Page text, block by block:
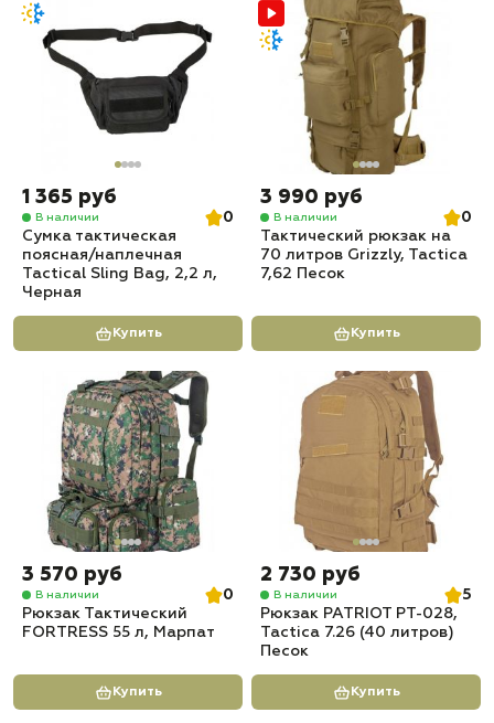
1 365 руб
В наличии
0
Сумка тактическая
поясная/наплечная
Tactical Sling Bag, 2,2 л,
Черная
Купить
3 990 руб
В наличии
0
Тактический рюкзак на
70 литров Grizzly, Tactica
7,62 Песок
Купить
3 570 руб
В наличии
0
Рюкзак Тактический
FORTRESS 55 л, Марпат
Купить
2 730 руб
В наличии
5
Рюкзак PATRIOT РТ-028,
Tactica 7.26 (40 литров)
Песок
Купить